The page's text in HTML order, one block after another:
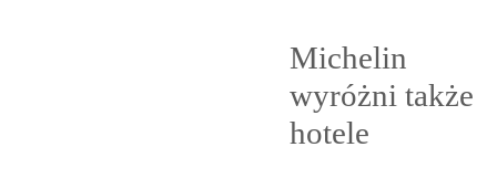
Michelin
wyróżni także
hotele